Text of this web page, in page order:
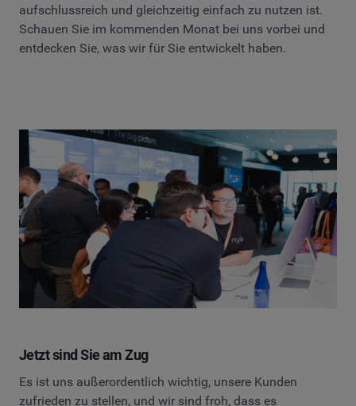
aufschlussreich und gleichzeitig einfach zu nutzen ist.
Schauen Sie im kommenden Monat bei uns vorbei und
entdecken Sie, was wir für Sie entwickelt haben.
Jetzt sind Sie am Zug
Es ist uns außerordentlich wichtig, unsere Kunden
zufrieden zu stellen, und wir sind froh, dass es